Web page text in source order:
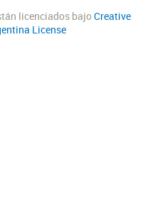
licenciados bajoCreative
License